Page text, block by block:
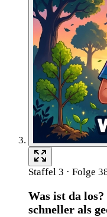
Staffel 3 · Folge
Was ist da
schneller als